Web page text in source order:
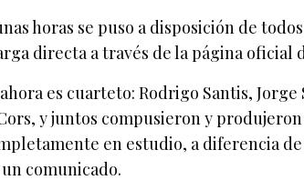
horas se puso a disposición de
directa a través de la página oficial
es cuarteto: Rodrigo Santis,
y juntos compusieron y
en estudio, a diferencia de
comunicado.